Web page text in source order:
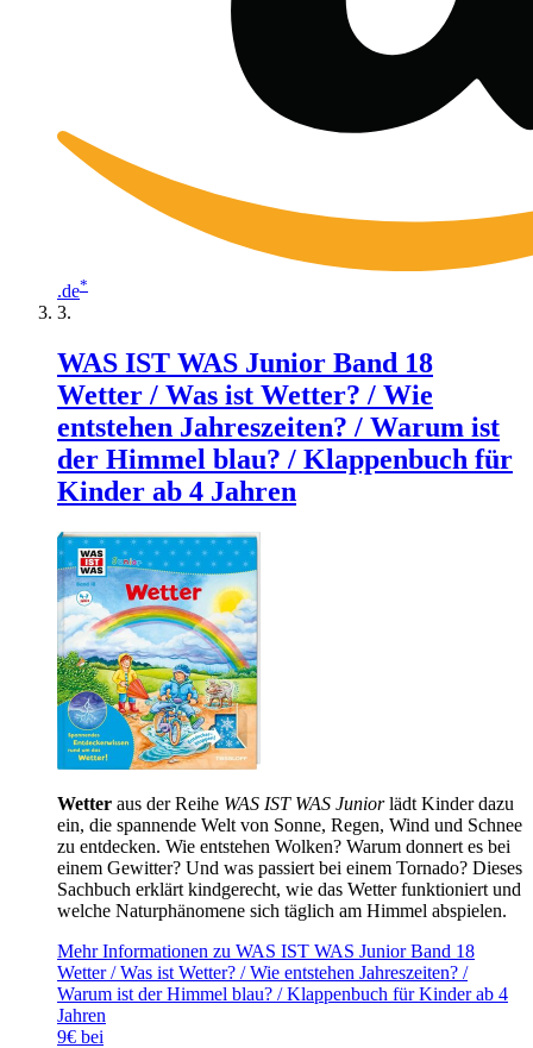
.de*
WAS IST WAS Junior Band 18
Wetter / Was ist Wetter? / Wie
entstehen Jahreszeiten? / Warum ist
der Himmel blau? / Klappenbuch für
Kinder ab 4 Jahren
Wetter aus der Reihe WAS IST WAS Juniorlädt Kinder dazu
ein, die spannende Welt von Sonne, Regen, Wind und Schnee
zu entdecken. Wie entstehen Wolken? Warum donnert es bei
einem Gewitter? Und was passiert bei einem Tornado? Dieses
Sachbuch erklärt kindgerecht, wie das Wetter funktioniert und
welche Naturphänomene sich täglich am Himmel abspielen.
Mehr Informationen zu WAS IST WAS Junior Band 18
Wetter / Was ist Wetter? / Wie entstehen Jahreszeiten? /
Warum ist der Himmel blau? / Klappenbuch für Kinder ab 4
Jahren
9€ bei